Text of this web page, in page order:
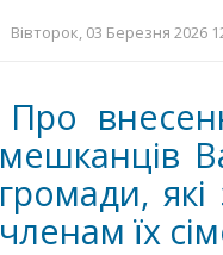
Вівторок, 03 Березня 2026
Про
мешканців
громади,
членам їх